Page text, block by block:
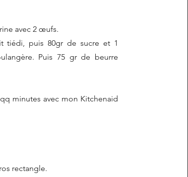
avec 2 œufs.
tiédi, puis 80gr de sucre et 1
Puis 75 gr de beurre
minutes avec mon Kitchenaid
rectangle.